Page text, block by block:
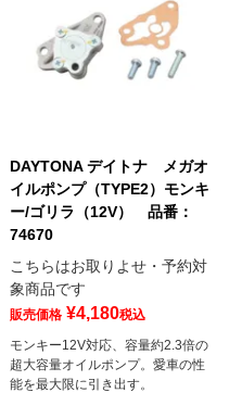
DAYTONA デイトナ メガオ
イルポンプ（TYPE2）モンキ
ー/ゴリラ（12V） 品番：
74670
こちらはお取りよせ・予約対
象商品です
販売価格 ¥4,180税込
モンキー12V対応、容量約2.3倍の
超大容量オイルポンプ。愛車の性
能を最大限に引き出す。